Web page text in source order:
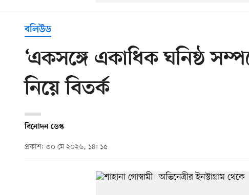
বলিউড
‘একসঙ্গে একাধিক ঘনিষ্ঠ
নিয়ে বিতর্ক
বিনোদন ডেস্ক
প্রকাশ: ৩০ মে ২০২৬, ১৪: ১৫